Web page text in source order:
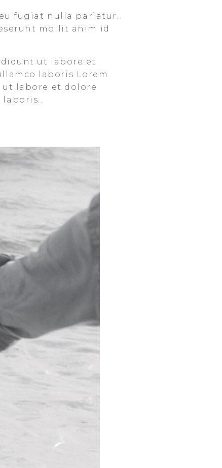
fugiat nulla pariatur.
mollit anim id
ut labore et
laboris Lorem
labore et dolore